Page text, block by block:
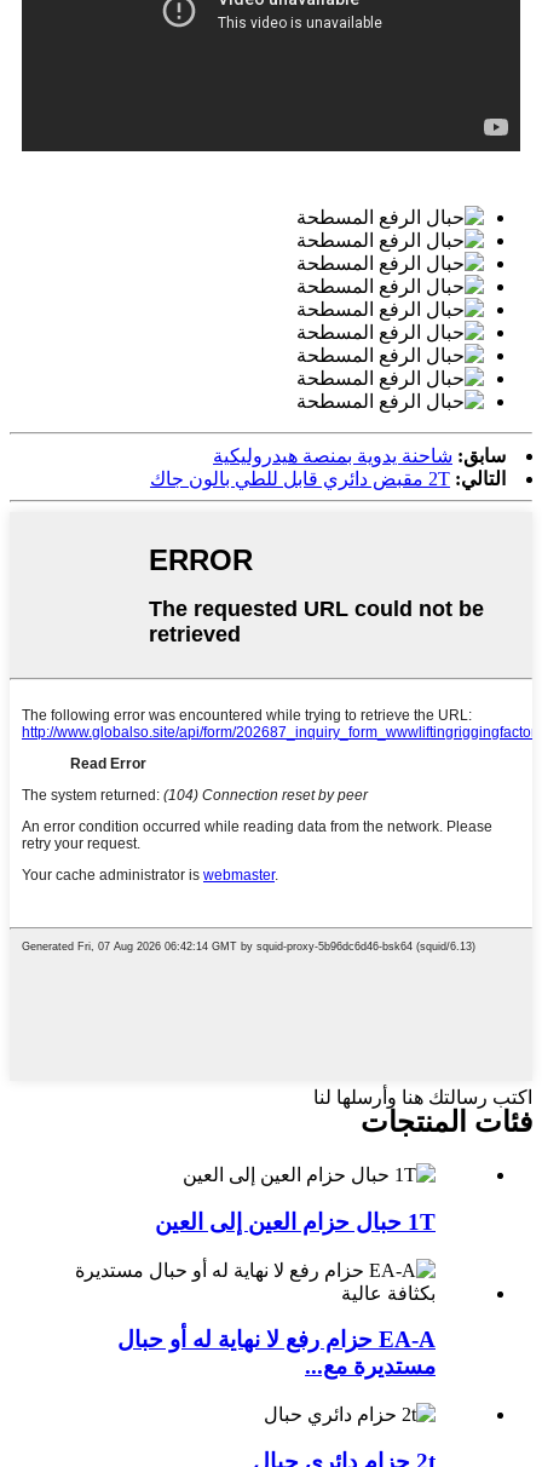
سابق: شاحنة يدوية بمنصة هيدروليكية
التالي: 2T مقبض دائري قابل للطي بالون جاك
اكتب رسالتك هنا وأرسلها لنا
فئات المنتجات
1T حبال حزام العين إلى العين
EA-A حزام رفع لا نهاية له أو حبال
مستديرة مع...
2t حزام دائري حبال